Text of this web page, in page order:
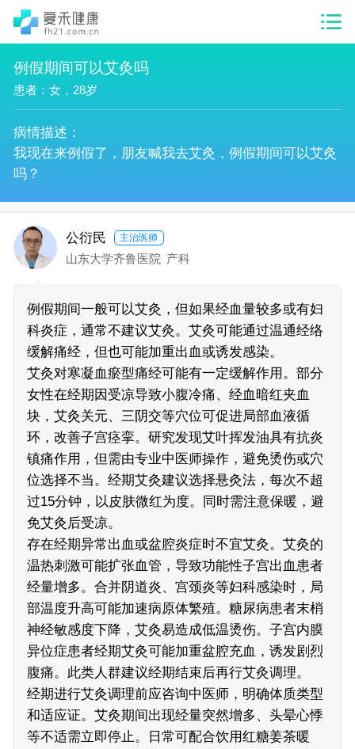
例假期间可以艾灸吗
患者：女，28岁
病情描述：
我现在来例假了，朋友喊我去艾灸，例假期间可以艾灸
吗？
公衍民 主治医师
山东大学齐鲁医院 产科
例假期间一般可以艾灸，但如果经血量较多或有妇
科炎症，通常不建议艾灸。艾灸可能通过温通经络
缓解痛经，但也可能加重出血或诱发感染。
艾灸对寒凝血瘀型痛经可能有一定缓解作用。部分
女性在经期因受凉导致小腹冷痛、经血暗红夹血
块，艾灸关元、三阴交等穴位可促进局部血液循
环，改善子宫痉挛。研究发现艾叶挥发油具有抗炎
镇痛作用，但需由专业中医师操作，避免烫伤或穴
位选择不当。经期艾灸建议选择悬灸法，每次不超
过15分钟，以皮肤微红为度。同时需注意保暖，避
免艾灸后受凉。
存在经期异常出血或盆腔炎症时不宜艾灸。艾灸的
温热刺激可能扩张血管，导致功能性子宫出血患者
经量增多。合并阴道炎、宫颈炎等妇科感染时，局
部温度升高可能加速病原体繁殖。糖尿病患者末梢
神经敏感度下降，艾灸易造成低温烫伤。子宫内膜
异位症患者经期艾灸可能加重盆腔充血，诱发剧烈
腹痛。此类人群建议经期结束后再行艾灸调理。
经期进行艾灸调理前应咨询中医师，明确体质类型
和适应证。艾灸期间出现经量突然增多、头晕心悸
等不适需立即停止。日常可配合饮用红糖姜茶暖